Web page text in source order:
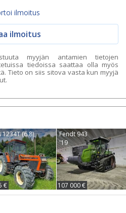
ilmoitus
ilmoitus
myyjän antamien tietojen
tiedoissa saattaa olla myös
Tieto on siis sitova vasta kun myyjä
1234T (6.8)
€
Fendt 943
'19
107 000 €